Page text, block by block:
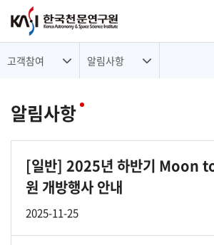
고객참여 알림사항
알림사항
[일반] 2025년 하반기 Moon
원 개방행사 안내
2025-11-25